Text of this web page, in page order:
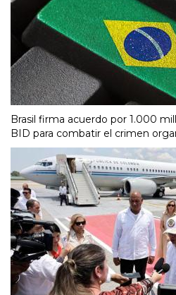
Brasil firma acuerdo por 1.000
BID para combatir el crimen